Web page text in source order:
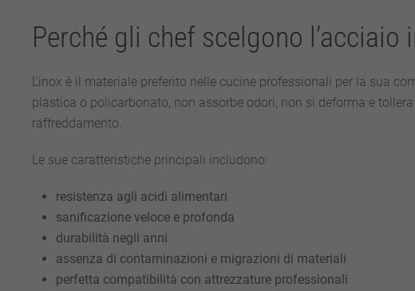
Perché gli chef scelgono l’acciaio
L’inox è il materiale preferito nelle cucine professionali per la sua
plastica o policarbonato, non assorbe odori, non si deforma e
raffreddamento.
Le sue caratteristiche principali includono:
resistenza agli acidi alimentari
sanificazione veloce e profonda
durabilità negli anni
assenza di contaminazioni e migrazioni di materiali
perfetta compatibilità con attrezzature professionali